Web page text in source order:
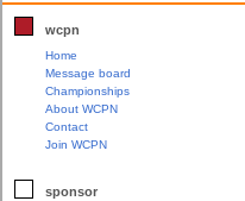
wcpn
Home
Message board
Championships
About WCPN
Contact
Join WCPN
sponsor